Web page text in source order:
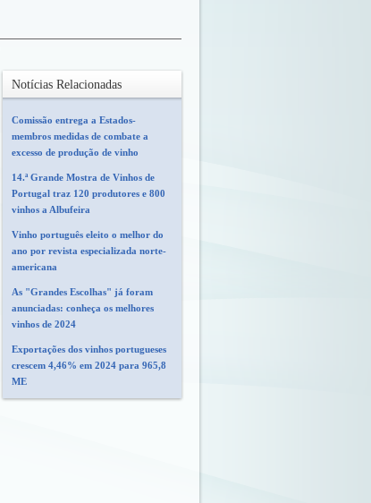
Notícias Relacionadas
Comissão entrega a Estados-
membros medidas de combate a
excesso de produção de vinho
14.ª Grande Mostra de Vinhos de
Portugal traz 120 produtores e 800
vinhos a Albufeira
Vinho português eleito o melhor do
ano por revista especializada norte-
americana
As "Grandes Escolhas" já foram
anunciadas: conheça os melhores
vinhos de 2024
Exportações dos vinhos portugueses
crescem 4,46% em 2024 para 965,8
ME